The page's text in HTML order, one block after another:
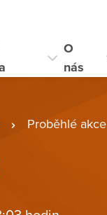
O
nás
Proběhlé akce